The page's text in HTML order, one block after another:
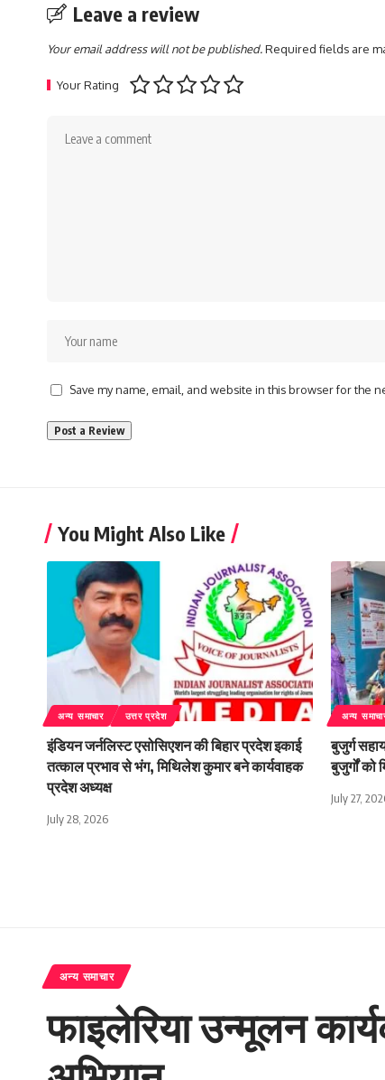
Leave a review
Your email address will not be published.Required fields are
Your Rating
Save my name, email, and website in this browser for the
You Might Also Like
अन्य समाचार उत्तर प्रदेश
इंडियन जर्नलिस्ट एसोसिएशन की बिहार प्रदेश इकाई
तत्काल प्रभाव से भंग, मिथिलेश कुमार बने कार्यवाहक
प्रदेश अध्यक्ष
July 28, 2026
अन्य
बुजुर्ग
बुजुर्गों को
July 27,
अन्य समाचार
फाइलेरिया उन्मूलन